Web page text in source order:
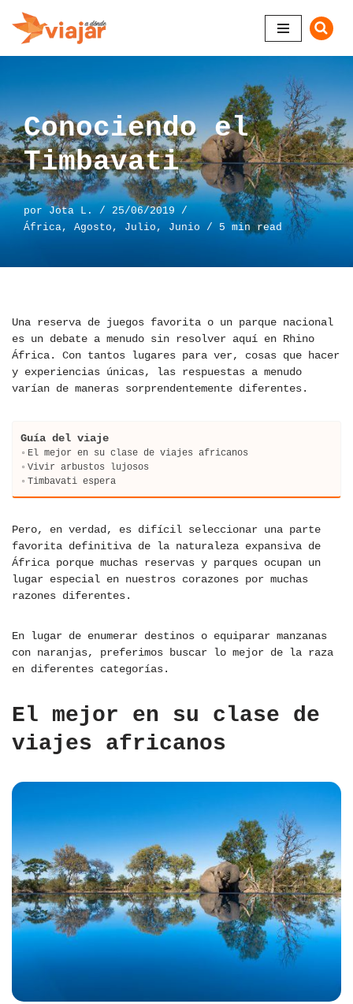
Saltar
al
Conociendo el
Timbavati
por Jota L.
25/06/2019
África, Agosto , Julio , Junio 5 min read
Una reserva de juegos favorita o un parque nacional
es un debate a menudo sin resolver aquí en Rhino
África. Con tantos lugares para ver, cosas que hacer
y experiencias únicas, las respuestas a menudo
varían de maneras sorprendentemente diferentes.
Guía del viaje
El mejor en su clase de viajes africanos
Vivir arbustos lujosos
Timbavati espera
Pero, en verdad, es difícil seleccionar una parte
favorita definitiva de la naturaleza expansiva de
África porque muchas reservas y parques ocupan un
lugar especial en nuestros corazones por muchas
razones diferentes.
En lugar de enumerar destinos o equiparar manzanas
con naranjas, preferimos buscar lo mejor de la raza
en diferentes categorías.
El mejor en su clase de
viajes africanos